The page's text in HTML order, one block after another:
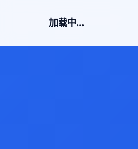
加载中...